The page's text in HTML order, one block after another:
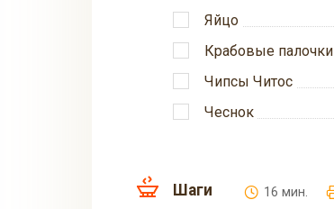
Яйцo
Крабовыe палочки
Чипсы Читос
Чеснок
Шаги 16 мин.